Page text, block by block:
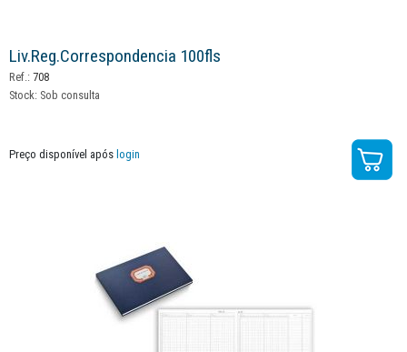
Liv.reg.correspondencia 100fls
Ref.: 708
Stock: Sob consulta
Preço disponível após login